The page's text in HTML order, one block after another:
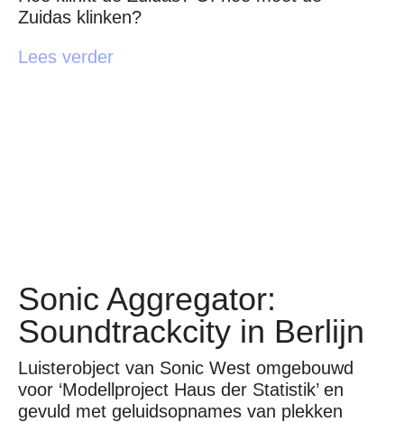
Zuidas klinken?
Lees verder
Sonic Aggregator:
Soundtrackcity in Berlijn
Luisterobject van Sonic West omgebouwd
voor ‘Modellproject Haus der Statistik’ en
gevuld met geluidsopnames van plekken